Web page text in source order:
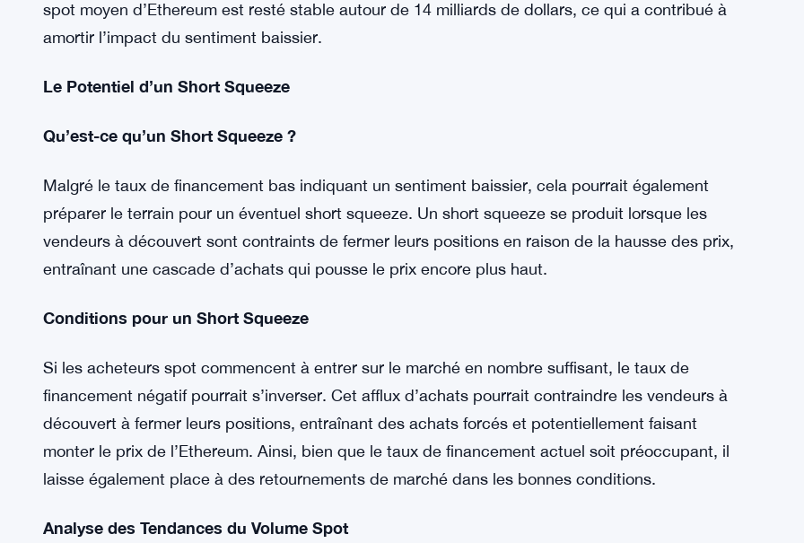
marché.
d’autres facteurs, notamment le volume spot. La performance du volume spot peut soit
spot moyen d’Ethereum est resté stable autour de 14 milliards de dollars, ce qui a contribué à
amortir l’impact du sentiment baissier.
Le Potentiel d’un Short Squeeze
Qu’est-ce qu’un Short Squeeze ?
Malgré le taux de financement bas indiquant un sentiment baissier, cela pourrait également
préparer le terrain pour un éventuel short squeeze. Un short squeeze se produit lorsque les
vendeurs à découvert sont contraints de fermer leurs positions en raison de la hausse des prix,
entraînant une cascade d’achats qui pousse le prix encore plus haut.